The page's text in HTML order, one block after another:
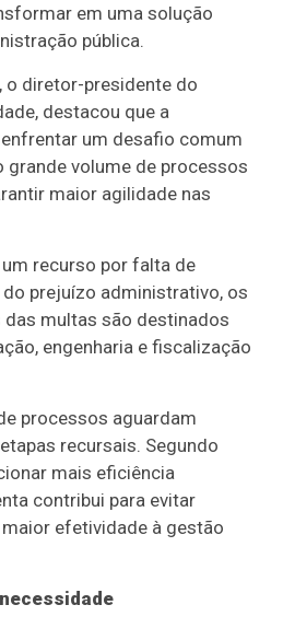
em uma solução
pública.
o diretor-presidente do
destacou que a
um desafio comum
grande volume de processos
maior agilidade nas
recurso por falta de
prejuízo administrativo, os
multas são destinados
engenharia e fiscalização
processos aguardam
recursais. Segundo
mais eficiência
contribui para evitar
efetividade à gestão